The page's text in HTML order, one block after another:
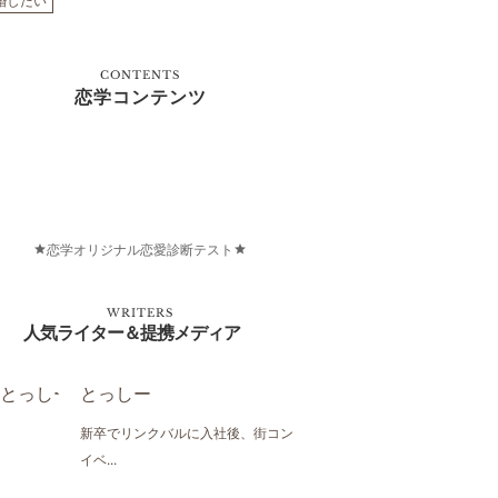
CONTENTS
恋学コンテンツ
恋学オリジナル恋愛診断テスト
WRITERS
人気ライター＆提携メディア
とっしー
新卒でリンクバルに入社後、街コン
イベ...